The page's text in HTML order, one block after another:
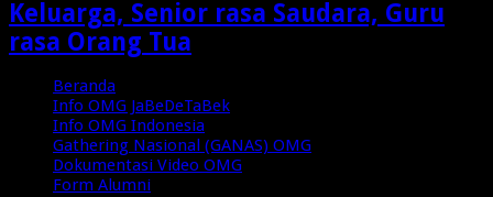
Keluarga, Senior rasa Saudara, Guru
rasa Orang Tua
Beranda
Info OMG JaBeDeTaBek
Info OMG Indonesia
Gathering Nasional (GANAS) OMG
Dokumentasi Video OMG
Form Alumni